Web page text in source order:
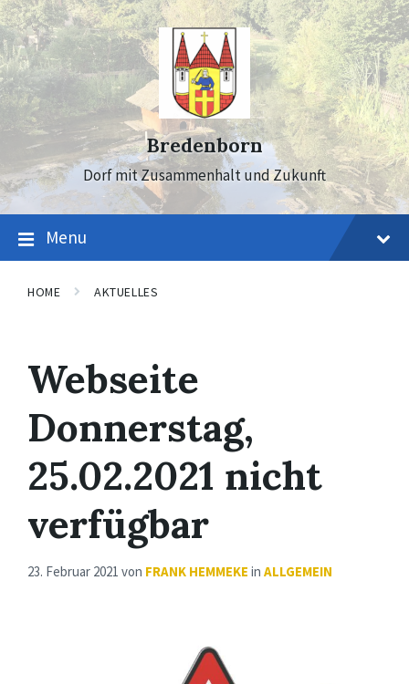
Skip
to
content
Skip
to
main
navigation
Skip
to
footer
Bredenborn
Dorf mit Zusammenhalt und Zukunft
Menu
HOME AKTUELLES
Webseite
Donnerstag,
25.02.2021 nicht
verfügbar
23. Februar 2021 von FRANK HEMMEKE in ALLGEMEIN